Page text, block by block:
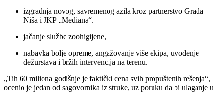
izgradnja novog, savremenog azila kroz partnerstvo Grada
Niša i JKP „Mediana“,
jačanje službe zoohigijene,
nabavka bolje opreme, angažovanje više ekipa, uvođenje
dežurstava i bržih intervencija na terenu.
„Tih 60 miliona godišnje je faktički cena svih propuštenih rešenja“,
ocenio je jedan od sagovornika iz struke, uz poruku da bi ulaganje u